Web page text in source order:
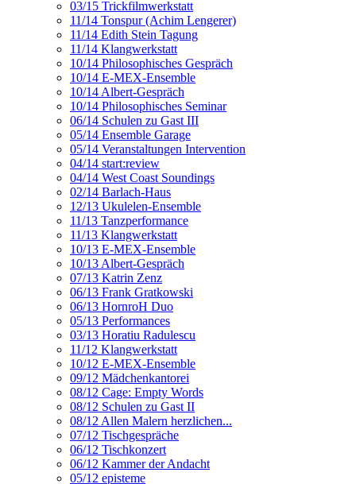
03/15 Trickfilmwerkstatt
11/14 Tonspur (Achim Lengerer)
11/14 Edith Stein Tagung
11/14 Klangwerkstatt
10/14 Philosophisches Gespräch
10/14 E-MEX-Ensemble
10/14 Albert-Gespräch
10/14 Philosophisches Seminar
06/14 Schulen zu Gast III
05/14 Ensemble Garage
05/14 Veranstaltungen Intervention
04/14 start:review
04/14 West Coast Soundings
02/14 Barlach-Haus
12/13 Ukulelen-Ensemble
11/13 Tanzperformance
11/13 Klangwerkstatt
10/13 E-MEX-Ensemble
10/13 Albert-Gespräch
07/13 Katrin Zenz
06/13 Frank Gratkowski
06/13 HornroH Duo
05/13 Performances
03/13 Horatiu Radulescu
11/12 Klangwerkstatt
10/12 E-MEX-Ensemble
09/12 Mädchenkantorei
08/12 Cage: Empty Words
08/12 Schulen zu Gast II
08/12 Allen Malern herzlichen...
07/12 Tischgespräche
06/12 Tischkonzert
06/12 Kammer der Andacht
05/12 episteme